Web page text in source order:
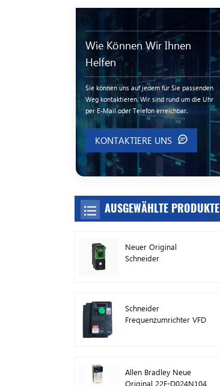
Wie Können Wir Ihnen
Helfen
Sie können uns auf jedem für Sie passenden
Weg kontaktieren. Wir sind rund um die Uhr
per E-Mail oder Telefon erreichbar.
KONTAKTIERE UNS
AUSGEWÄHLTE PRODUKTE
Neuer Original
Schneider
Schneider
Frequenzumrichter VFD
Allen Bradley Neue
Original 22F-D024N104